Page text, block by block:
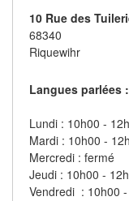
10 Rue des
68340
Riquewihr
Langues parlées :
Lundi : 10h00 -
Mardi : 10h00 -
Mercredi : fermé
Jeudi : 10h00 -
Vendredi : 10h00